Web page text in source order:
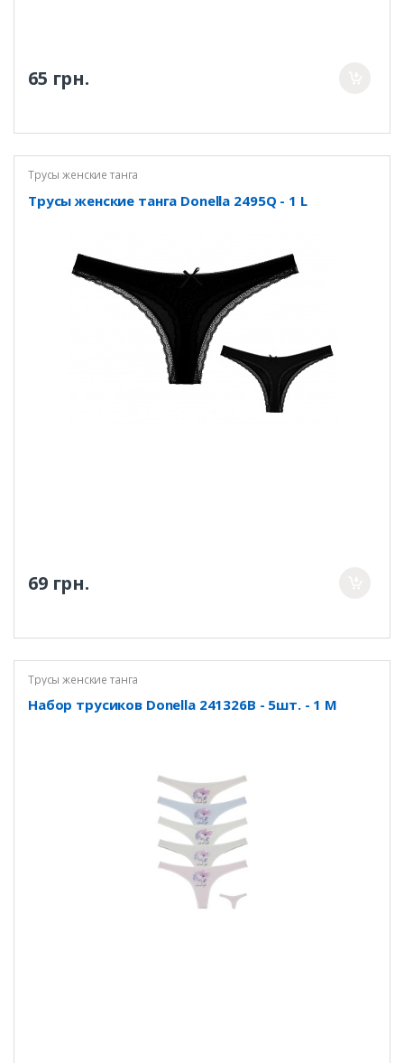
65 грн.
Трусы женские танга
Трусы женские танга Donella 2495Q - 1 L
69 грн.
Трусы женские танга
Набор трусиков Donella 241326B - 5шт. - 1 M